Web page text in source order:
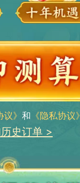
议》和 《隐私协议》
史订单 >